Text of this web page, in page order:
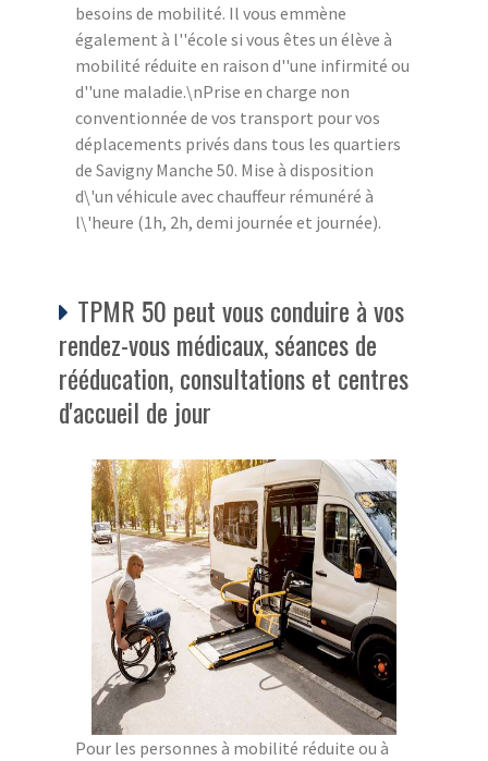
besoins de mobilité. Il vous emmène
également à l''école si vous êtes un élève à
mobilité réduite en raison d''une infirmité ou
d''une maladie.\nPrise en charge non
conventionnée de vos transport pour vos
déplacements privés dans tous les quartiers
de Savigny Manche 50. Mise à disposition
d\'un véhicule avec chauffeur rémunéré à
l\'heure (1h, 2h, demi journée et journée).
TPMR 50 peut vous conduire à vos
rendez-vous médicaux, séances de
rééducation, consultations et centres
d'accueil de jour
Pour les personnes à mobilité réduite ou à